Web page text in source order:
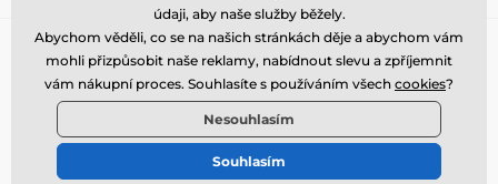
údaji, aby naše služby běžely.
Abychom věděli, co se na našich stránkách děje a abychom vám
mohli přizpůsobit naše reklamy, nabídnout slevu a zpříjemnit
vám nákupní proces. Souhlasíte s používáním všech cookies?
Nesouhlasím
Souhlasím